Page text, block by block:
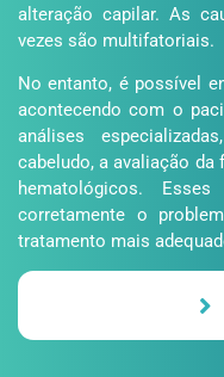
alteração capilar. As
vezes são multifatoriais.
No entanto, é possível
acontecendo com o
análises
cabeludo, a avaliação
hematológicos.
corretamente o
tratamento mais